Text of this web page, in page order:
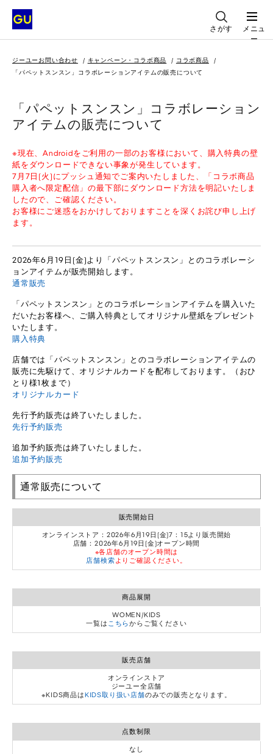
さがす
メニュ
ー
ジーユーお問い合わせ キャンペーン・コラボ商品
コラボ商品
「パペットスンスン」コラボレーションアイテムの販売について
「パペットスンスン」コラボレーション
アイテムの販売について
※現在、Androidをご利用の一部のお客様において、購入特典の壁
紙をダウンロードできない事象が発生しています。
7月7日(火)にプッシュ通知でご案内いたしました、「コラボ商品
購入者へ限定配信」の最下部にダウンロード方法を明記いたしま
したので、ご確認ください。
お客様にご迷惑をおかけしておりますことを深くお詫び申し上げ
ます。
2026年6月19日(金)より「パペットスンスン」とのコラボレーシ
ョンアイテムが販売開始します。
通常販売
「パペットスンスン」とのコラボレーションアイテムを購入いた
だいたお客様へ、ご購入特典としてオリジナル壁紙をプレゼント
いたします。
購入特典
店舗では「パペットスンスン」とのコラボレーションアイテムの
販売に先駆けて、オリジナルカードを配布しております。（おひ
とり様1枚まで）
オリジナルカード
先行予約販売は終了いたしました。
先行予約販売
追加予約販売は終了いたしました。
追加予約販売
通常販売について
販売開始日
オンラインストア：2026年6月19日(金)7：15より販売開始
店舗：2026年6月19日(金)オープン時間
※各店舗のオープン時間は
店舗検索よりご確認ください。
商品展開
WOMEN/KIDS
一覧は こちらからご覧ください
販売店舗
オンラインストア
ジーユー全店舗
※KIDS商品はKIDS取り扱い店舗のみでの販売となります。
点数制限
なし